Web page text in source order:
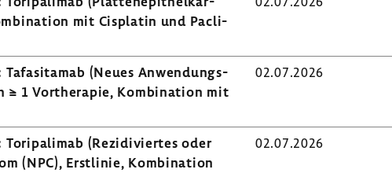
mit Cisplatin und Pacli­
(Neues Anwen­dungs­
≥ 1 Vorthe­rapie, Kombi­na­tion mit
02.07.2026
(Rezi­di­viertes oder
(NPC), Erst­linie, Kombi­na­tion
02.07.2026